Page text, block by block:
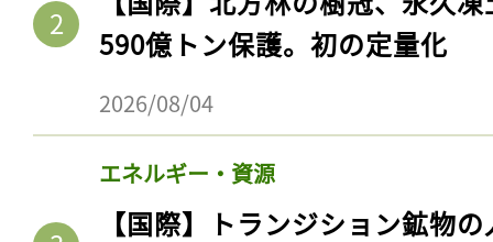
2026/07/13
大学・研究機関
【国際】北方林の樹冠、永久
590億トン保護。初の定量化